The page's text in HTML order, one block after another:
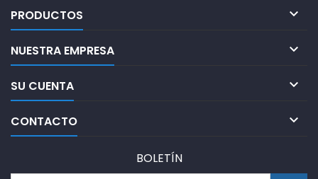
PRODUCTOS 
NUESTRA EMPRESA 
SU CUENTA 
CONTACTO 
BOLETÍN